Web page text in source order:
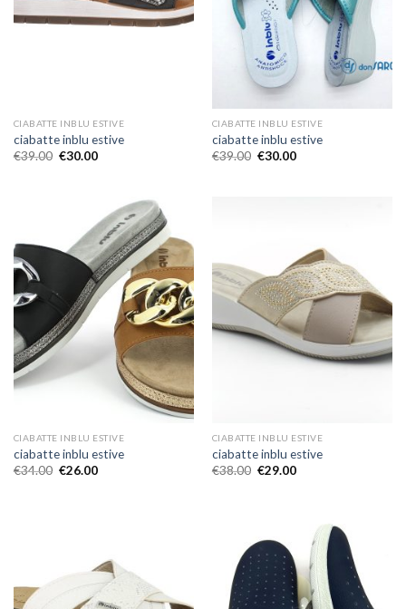
CIABATTE INBLU ESTIVE
ciabatte inblu estive
€39.00 €30.00
CIABATTE INBLU ESTIVE
ciabatte inblu estive
€39.00 €30.00
CIABATTE INBLU ESTIVE
ciabatte inblu estive
€34.00 €26.00
CIABATTE INBLU ESTIVE
ciabatte inblu estive
€38.00 €29.00